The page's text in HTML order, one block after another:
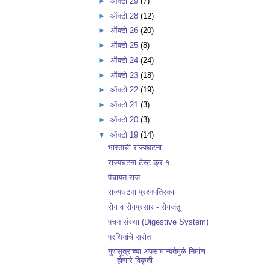
►ऑक्टो 28(12)
►ऑक्टो 26(20)
►ऑक्टो 25(8)
►ऑक्टो 24(24)
►ऑक्टो 23(18)
►ऑक्टो 22(19)
►ऑक्टो 21(3)
►ऑक्टो 20(3)
▼ऑक्टो 19(14)
भारताची राज्यघटना
राज्यघटना टेस्ट क्र १
पंचायत राज
राज्यघटना प्रश्नपत्रिका
रोग व रोगप्रसार - रोगजंतू
पचन संस्था (Digestive System)
प्रथिनांचे स्रोत
गुणसूत्राच्या अपसामान्यतेमुळे निर्माण
होणारे विकृती